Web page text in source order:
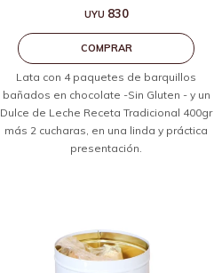
UYU 830
Lata con 4 paquetes de barquillos
bañados en chocolate -Sin Gluten - y un
Dulce de Leche Receta Tradicional 400gr
más 2 cucharas, en una linda y práctica
presentación.